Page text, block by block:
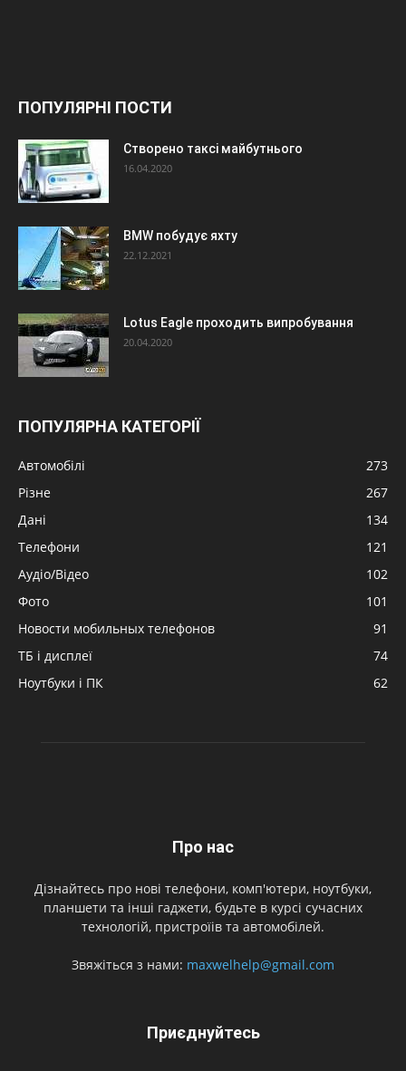
ПОПУЛЯРНІ ПОСТИ
Створено таксі майбутнього
16.04.2020
BMW побудує яхту
22.12.2021
Lotus Eagle проходить випробування
20.04.2020
ПОПУЛЯРНА КАТЕГОРІЇ
Автомобілі
273
Різне
267
Дані
134
Телефони
121
Аудіо/Відео
102
Фото
101
Новости мобильных телефонов
91
ТБ і дисплеї
74
Ноутбуки і ПК
62
Про нас
Дізнайтесь про нові телефони, комп'ютери, ноутбуки,
планшети та інші гаджети, будьте в курсі сучасних
технологій, пристроїів та автомобілей.
Звяжіться з нами: maxwelhelp@gmail.com
Приєднуйтесь